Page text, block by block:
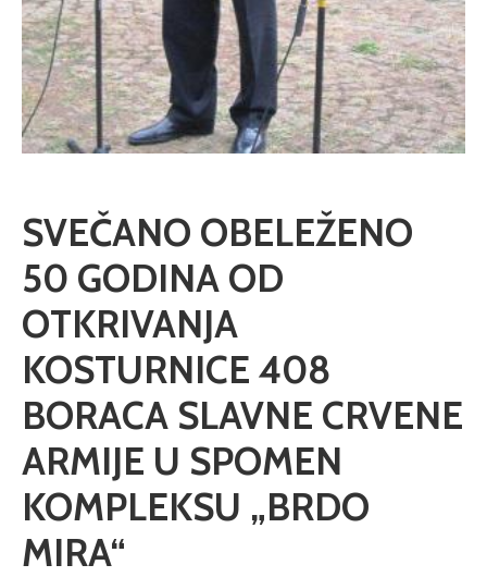
SVEČANO OBELEŽENO
50 GODINA OD
OTKRIVANJA
KOSTURNICE 408
BORACA SLAVNE CRVENE
ARMIJE U SPOMEN
KOMPLEKSU „BRDO
MIRA“